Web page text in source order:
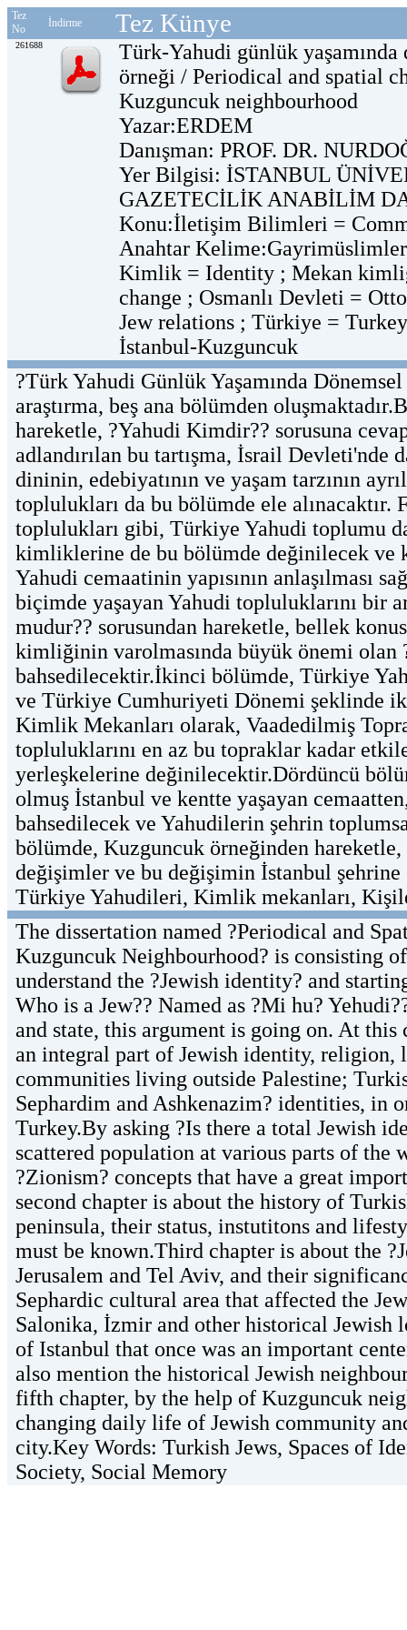
Tez
No
İndirme Tez Künye
261688
Türk-Yahudi günlük
örneği / Periodical and spatial
Kuzguncuk neighbourhood
Yazar:ERDEM
Danışman: PROF. DR.
Yer Bilgisi: İSTANBUL
GAZETECİLİK ANABİLİM
Konu:İletişim Bilimleri =
Anahtar
Kimlik = Identity ; Mekan
change ; Osmanlı Devleti =
Jew relations ; Türkiye =
İstanbul-Kuzguncuk
?Türk Yahudi Günlük Yaşamında
araştırma, beş ana bölümden
hareketle, ?Yahudi Kimdir?? sorusuna
adlandırılan bu tartışma, İsrail
dininin, edebiyatının ve yaşam tarzının
toplulukları da bu bölümde ele alınacaktır.
toplulukları gibi, Türkiye Yahudi toplumu
kimliklerine de bu bölümde değinilecek ve
Yahudi cemaatinin yapısının anlaşılması
biçimde yaşayan Yahudi topluluklarını bir
mudur?? sorusundan hareketle, bellek
kimliğinin varolmasında büyük önemi olan
bahsedilecektir.İkinci bölümde, Türkiye
ve Türkiye Cumhuriyeti Dönemi şeklinde
Kimlik Mekanları olarak, Vaadedilmiş
topluluklarını en az bu topraklar kadar
yerleşkelerine değinilecektir.Dördüncü
olmuş İstanbul ve kentte yaşayan
bahsedilecek ve Yahudilerin şehrin
bölümde, Kuzguncuk örneğinden
değişimler ve bu değişimin İstanbul
Türkiye Yahudileri, Kimlik mekanları,
The dissertation named ?Periodical and
Kuzguncuk Neighbourhood? is consisting
understand the ?Jewish identity? and
Who is a Jew?? Named as ?Mi hu?
and state, this argument is going on. At
an integral part of Jewish identity,
communities living outside Palestine;
Sephardim and Ashkenazim? identities, in
Turkey.By asking ?Is there a total Jewish
scattered population at various parts of the
?Zionism? concepts that have a great
second chapter is about the history of
peninsula, their status, instutitons and
must be known.Third chapter is about the
Jerusalem and Tel Aviv, and their
Sephardic cultural area that affected the
Salonika, İzmir and other historical Jewish
of Istanbul that once was an important
also mention the historical Jewish
fifth chapter, by the help of Kuzguncuk
changing daily life of Jewish community
city.Key Words: Turkish Jews, Spaces of
Society, Social Memory